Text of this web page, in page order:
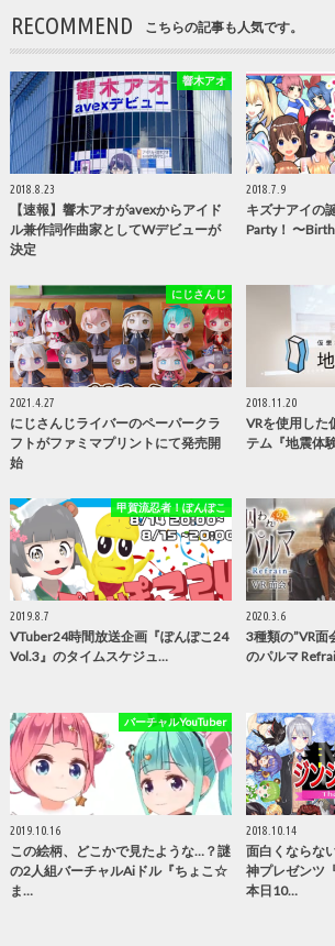
RECOMMEND こちらの記事も人気です。
響木アオ
2018.8.23
【速報】響木アオがavexからアイド
ル兼作詞作曲家としてWデビューが
決定
2018.7.9
キズナアイの
Party！ 〜
にじさんじ
2021.4.27
にじさんじライバーのペーパークラ
フトがファミマプリントにて発売開
始
2018.11.20
VRを使用した
テム『地震体
甲賀流忍者！ぽんぽこ
2019.8.7
VTuber24時間放送企画『ぽんぽこ24
Vol.3』のタイムスケジュ…
2020.3.6
3種類の”VR面
のパルマ
バーチャルYouTuber
2019.10.16
この絵柄、どこかで見たような…？謎
の2人組バーチャルAiドル『ちょこ☆
ま…
2018.10.14
面白くならな
神プレゼンツ
本日10…